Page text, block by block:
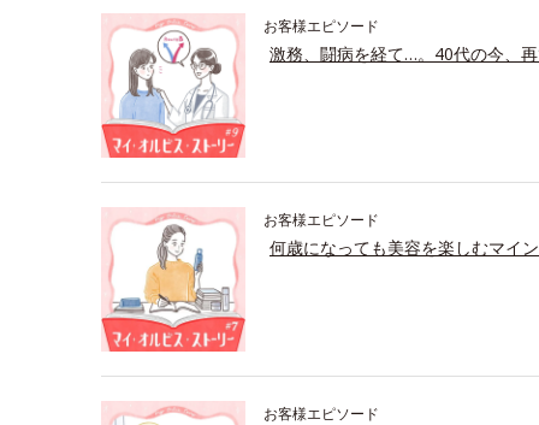
お客様エピソード
激務、闘病を経て…。40代の今、
お客様エピソード
何歳になっても美容を楽しむマイ
お客様エピソード